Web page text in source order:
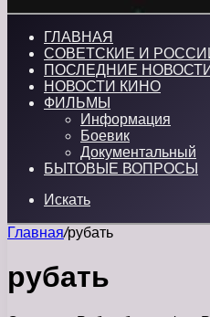
ГЛАВНАЯ
СОВЕТСКИЕ И
ПОСЛЕДНИЕ НОВОСТИ
НОВОСТИ КИНО
ФИЛЬМЫ
Информация
Боевик
Документальный
БЫТОВЫЕ ВОПРОСЫ
Искать
Главная/рубать
рубать